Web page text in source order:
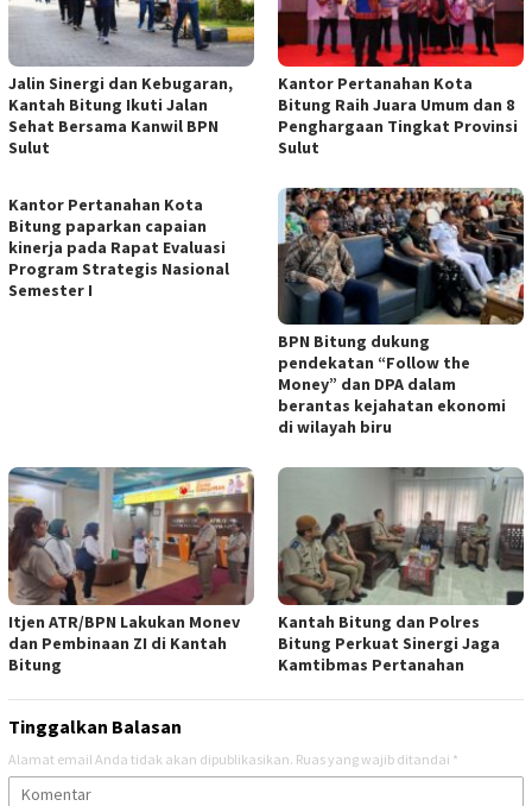
Jalin Sinergi dan Kebugaran,
Kantah Bitung Ikuti Jalan
Sehat Bersama Kanwil BPN
Sulut
Kantor Pertanahan Kota
Bitung Raih Juara Umum dan 8
Penghargaan Tingkat Provinsi
Sulut
Kantor Pertanahan Kota
Bitung paparkan capaian
kinerja pada Rapat Evaluasi
Program Strategis Nasional
Semester I
BPN Bitung dukung
pendekatan “Follow the
Money” dan DPA dalam
berantas kejahatan ekonomi
di wilayah biru
Itjen ATR/BPN Lakukan Monev
dan Pembinaan ZI di Kantah
Bitung
Kantah Bitung dan Polres
Bitung Perkuat Sinergi Jaga
Kamtibmas Pertanahan
Tinggalkan Balasan
Alamat email Anda tidak akan dipublikasikan. Ruas yang wajib ditandai *